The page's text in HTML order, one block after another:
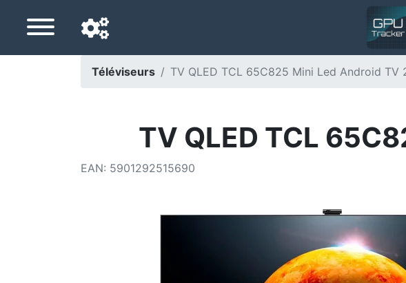
Téléviseurs TV QLED TCL 65C825 Mini Led Android TV
TV QLED TCL
EAN: 5901292515690